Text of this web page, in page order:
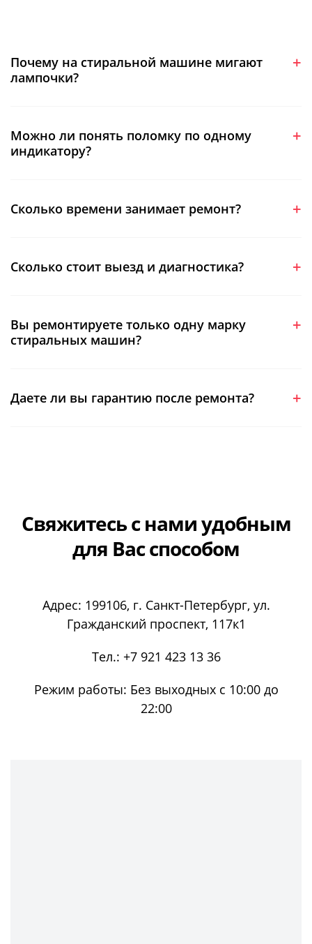
Почему на стиральной машине мигают
лампочки?
Можно ли понять поломку по одному
индикатору?
Сколько времени занимает ремонт?
Сколько стоит выезд и диагностика?
Вы ремонтируете только одну марку
стиральных машин?
Даете ли вы гарантию после ремонта?
Свяжитесь с намиудобным
для Вас способом
Адрес: 199106, г. Санкт-Петербург, ул.
Гражданский проспект, 117к1
Тел.: +7 921 423 13 36
Режим работы: Без выходных с 10:00 до
22:00